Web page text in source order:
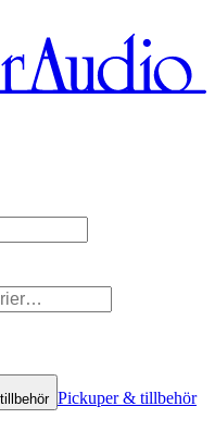
Pickuper & tillbehör